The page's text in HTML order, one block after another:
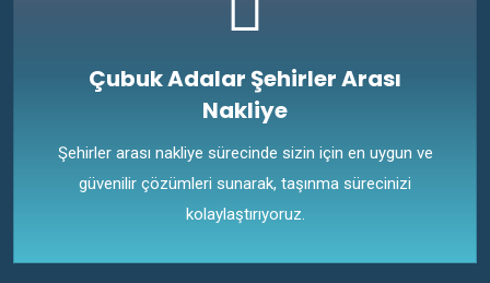
Çubuk Adalar Şehirler Arası
Nakliye
Şehirler arası nakliye sürecinde sizin için en uygun ve
güvenilir çözümleri sunarak, taşınma sürecinizi
kolaylaştırıyoruz.